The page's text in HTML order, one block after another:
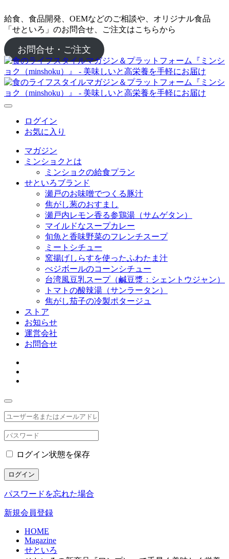
給食、食品開発、OEMなどのご相談や、オリジナル食品
「せといろ」のお問合せ、ご注文はこちらから
お問合せ・ご注文
ログイン
お気に入り
マガジン
ミンショクとは
ミンショクの給食プラン
せといろブランド
瀬戸のお味噌でつくる豚汁
焦がし葱のおすまし
瀬戸内レモン香る参鶏湯（サムゲタン）
マイルドなスープカレー
旬魚と香味野菜のフレンチスープ
ミートシチュー
窯揚げしらすを使ったふわたま汁
べジボールのコーンシチュー
台湾風豆乳スープ（鹹豆漿：シェントウジャン）
トマトの酸辣湯（サンラータン）
焦がし茄子の冷製ポタージュ
ストア
お知らせ
運営会社
お問合せ
ログイン状態を保存
ログイン
パスワードを忘れた場合
新規会員登録
HOME
Magazine
せといろ